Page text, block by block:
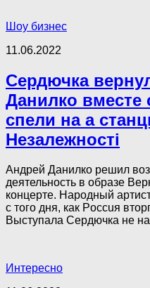
Шоу бизнес
11.06.2022
Сердючка
Данилко вместе
спели на а
Незалежності
Андрей Данилко решил
деятельность в образе
концерте. Народный
с того дня, как Poccuя
Выступала Сердючка не
Интересно